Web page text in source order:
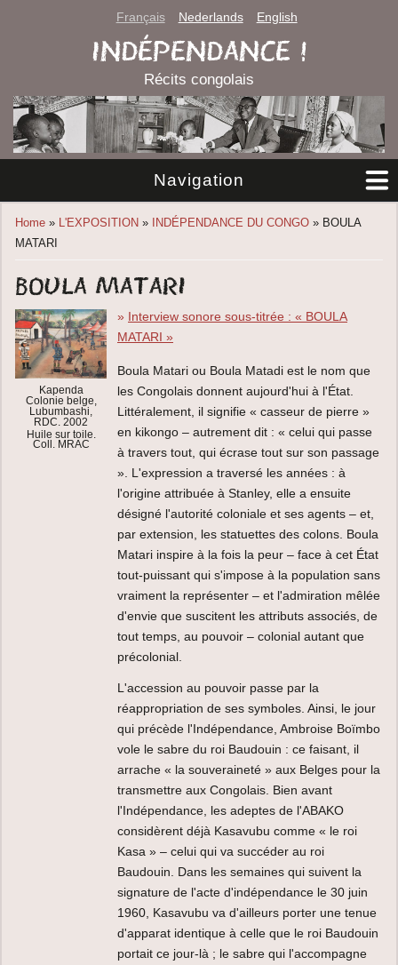
Français Nederlands English
INDÉPENDANCE !
Récits congolais
Navigation
You are here
Home » L'EXPOSITION » INDÉPENDANCE DU CONGO » BOULA
MATARI
Boula Matari
Kapenda
Colonie belge,
Lubumbashi,
RDC. 2002
Huile sur toile.
Coll. MRAC
» Interview sonore sous-titrée : « BOULA
MATARI »
Boula Matari ou Boula Matadi est le nom que
les Congolais donnent aujourd'hui à l'État.
Littéralement, il signifie « casseur de pierre »
en kikongo – autrement dit : « celui qui passe
à travers tout, qui écrase tout sur son passage
». L'expression a traversé les années : à
l'origine attribuée à Stanley, elle a ensuite
désigné l'autorité coloniale et ses agents – et,
par extension, les statuettes des colons. Boula
Matari inspire à la fois la peur – face à cet État
tout-puissant qui s'impose à la population sans
vraiment la représenter – et l'admiration mêlée
d'envie que suscitent les attributs associés, de
tout temps, au pouvoir – colonial autant que
précolonial.
L'accession au pouvoir passe par la
réappropriation de ses symboles. Ainsi, le jour
qui précède l'Indépendance, Ambroise Boïmbo
vole le sabre du roi Baudouin : ce faisant, il
arrache « la souveraineté » aux Belges pour la
transmettre aux Congolais. Bien avant
l'Indépendance, les adeptes de l'ABAKO
considèrent déjà Kasavubu comme « le roi
Kasa » – celui qui va succéder au roi
Baudouin. Dans les semaines qui suivent la
signature de l'acte d'indépendance le 30 juin
1960, Kasavubu va d'ailleurs porter une tenue
d'apparat identique à celle que le roi Baudouin
portait ce jour-là ; le sabre qui l'accompagne